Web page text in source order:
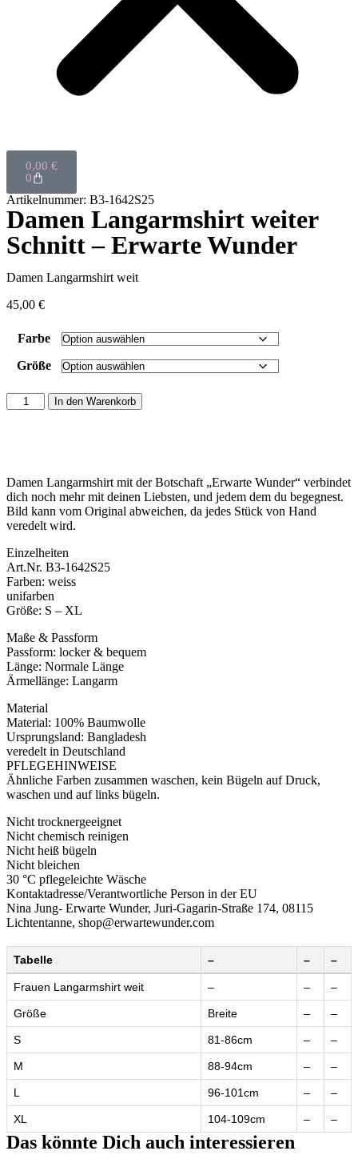
0,00 €
0
Artikelnummer: B3-1642S25
Damen Langarmshirt weiter
Schnitt – Erwarte Wunder
Damen Langarmshirt weit
45,00 €
Farbe
Größe
In den Warenkorb
Damen Langarmshirt mit der Botschaft „Erwarte Wunder“ verbindet
dich noch mehr mit deinen Liebsten, und jedem dem du begegnest.
Bild kann vom Original abweichen, da jedes Stück von Hand
veredelt wird.
Einzelheiten
Art.Nr. B3-1642S25
Farben: weiss
unifarben
Größe: S – XL
Maße & Passform
Passform: locker & bequem
Länge: Normale Länge
Ärmellänge: Langarm
Material
Material: 100% Baumwolle
Ursprungsland: Bangladesh
veredelt in Deutschland
PFLEGEHINWEISE
Ähnliche Farben zusammen waschen, kein Bügeln auf Druck,
waschen und auf links bügeln.
Nicht trocknergeeignet
Nicht chemisch reinigen
Nicht heiß bügeln
Nicht bleichen
30 °C pflegeleichte Wäsche
Kontaktadresse/Verantwortliche Person in der EU
Nina Jung- Erwarte Wunder, Juri-Gagarin-Straße 174, 08115
Lichtentanne, shop@erwartewunder.com
Tabelle – – –
Frauen Langarmshirt weit – – –
Größe Breite – –
S 81-86cm – –
M 88-94cm – –
L 96-101cm – –
XL 104-109cm – –
Das könnte Dich auch interessieren